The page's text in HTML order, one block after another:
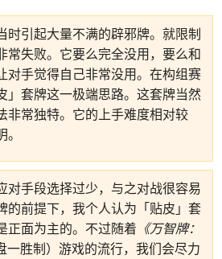
时引起大量不满的辟邪牌。就限制
常失败。它要么完全没用，要么和
对手觉得自己非常没用。在构组赛
」套牌这一极端思路。这套牌当然
非常独特。它的上手难度相对较
对手段选择过少，与之对战很容易
的前提下，我个人认为「贴皮」套
正面为主的。不过随着 《万智牌：
一胜制）游戏的流行，我们会尽力